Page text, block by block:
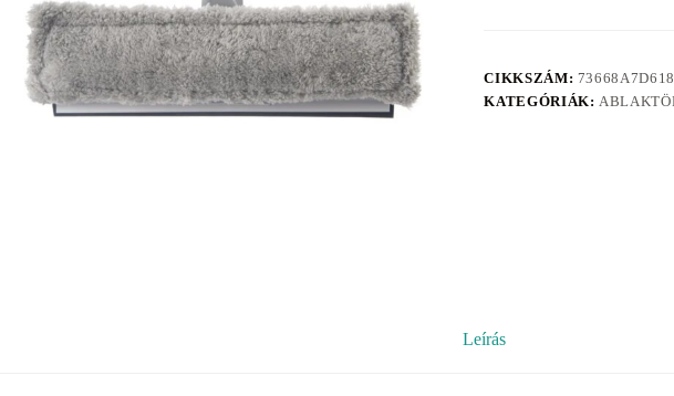
CIKKSZÁM:
KATEGÓRIÁK:
Leírás